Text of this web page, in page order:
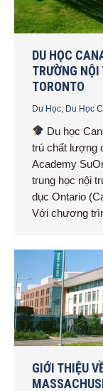
DU HỌC
TRƯỜNG
TORONTO
Du Học Du Học
Du học
trú chất lượng
Academy
trung học nội
dục Ontario
Với chương
GIỚI THIỆU